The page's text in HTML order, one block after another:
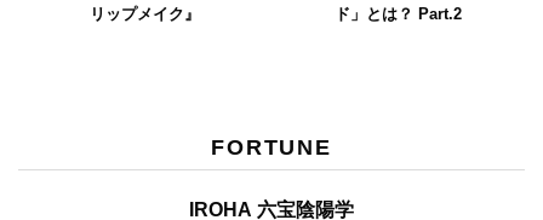
リップメイク』
ド」とは？ Part.2
FORTUNE
IROHA 六宝陰陽学